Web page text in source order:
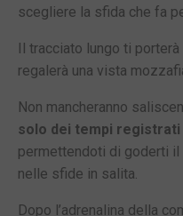
scegliere la sfida che fa
Il tracciato lungo ti
regalerà una vista
Non mancheranno
solo dei tempi
permettendoti di goderti il
nelle sfide in salita.
Dopo l’adrenalina della